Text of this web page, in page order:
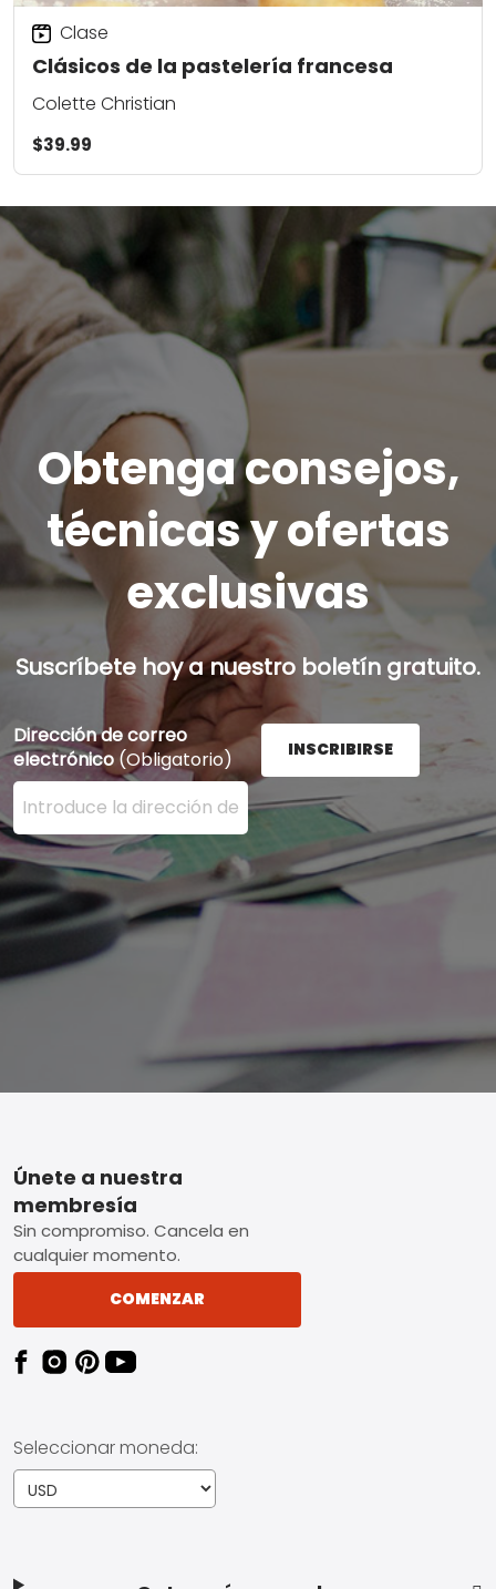
Clásicos de la pastelería francesa
Clase
Colette Christian
$39.99
Obtenga consejos,
técnicas y ofertas
exclusivas
Suscríbete hoy a nuestro boletín gratuito.
Dirección de correo
electrónico (Obligatorio)
Ingrese su dirección de correo electrónico aquí y
INSCRIBIRSE
Footer
Únete a nuestra
membresía
Sin compromiso. Cancela en
cualquier momento.
COMENZAR
Seleccionar moneda: